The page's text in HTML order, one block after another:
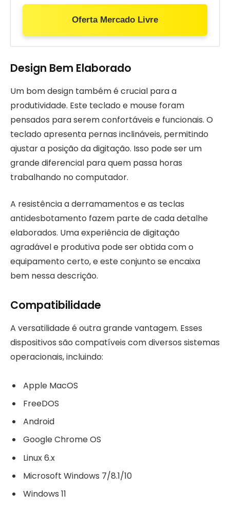
Oferta Mercado Livre
Design Bem Elaborado
Um bom design também é crucial para a
produtividade. Este teclado e mouse foram
pensados para serem confortáveis e funcionais. O
teclado apresenta pernas inclináveis, permitindo
ajustar a posição da digitação. Isso pode ser um
grande diferencial para quem passa horas
trabalhando no computador.
A resistência a derramamentos e as teclas
antidesbotamento fazem parte de cada detalhe
elaborados. Uma experiência de digitação
agradável e produtiva pode ser obtida com o
equipamento certo, e este conjunto se encaixa
bem nessa descrição.
Compatibilidade
A versatilidade é outra grande vantagem. Esses
dispositivos são compatíveis com diversos sistemas
operacionais, incluindo:
Apple MacOS
FreeDOS
Android
Google Chrome OS
Linux 6.x
Microsoft Windows 7/8.1/10
Windows 11